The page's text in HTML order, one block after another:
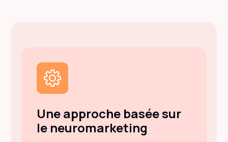
Une approche basée sur
le neuromarketing